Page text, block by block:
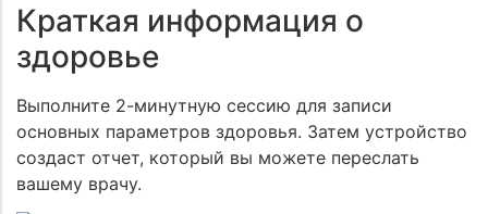
Краткая информация о
здоровье
Выполните 2-минутную сессию для записи
основных параметров здоровья. Затем устройство
создаст отчет, который вы можете переслать
вашему врачу.